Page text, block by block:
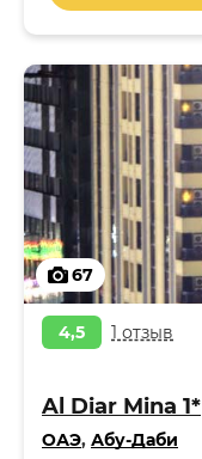
67
4,5 1 отзыв
Al Diar Mina 1*
ОАЭ, Абу-Даби